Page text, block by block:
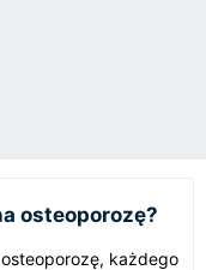
osteoporozę?
każdego